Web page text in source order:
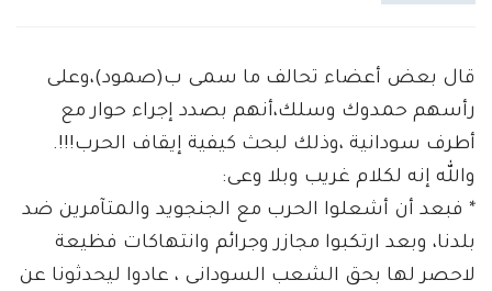
قال بعض أعضاء تحالف ما سمى ب(صمود)،وعلى
رأسهم حمدوك وسلك،أنهم بصدد إجراء حوار مع
أطرف سودانية ،وذلك لبحث كيفية إيقاف الحرب!!!.
والله إنه لكلام غريب وبلا وعى:
* فبعد أن أشعلوا الحرب مع الجنجويد والمتآمرين ضد
بلدنا، وبعد ارتكبوا مجازر وجرائم وانتهاكات فظيعة
لاحصر لها بحق الشعب السودانى ، عادوا ليحدثونا عن